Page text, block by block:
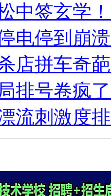
中签玄学
电停到崩
店拼车奇
排号卷疯
流刺激度